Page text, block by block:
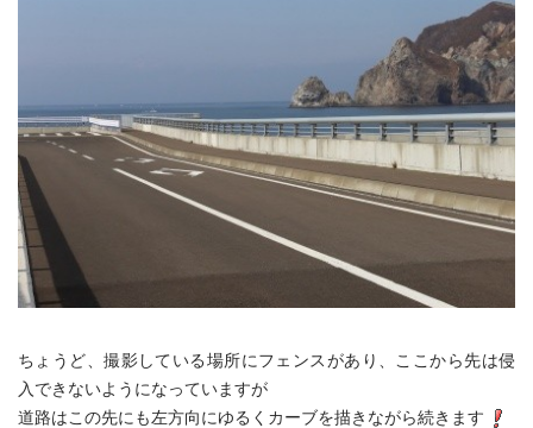
ちょうど、撮影している場所にフェンスがあり、ここから先は侵
入できないようになっていますが
道路はこの先にも左方向にゆるくカーブを描きながら続きます